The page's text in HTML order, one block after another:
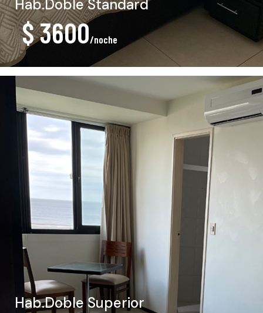
Hab.Doble Standard
$ 3600/noche
Hab.Doble Superior